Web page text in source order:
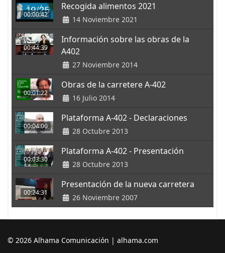
00:00:42
Recogida alimentos 2021
14 Noviembre 2021
00:44:39
Información sobre las obras de la
A402
27 Noviembre 2014
00:01:22
Obras de la carretere A-402
16 Julio 2014
00:04:00
Plataforma A-402 - Declaraciones
28 Octubre 2013
00:03:30
Plataforma A-402 - Presentación
28 Octubre 2013
00:24:31
Presentación de la nueva carretera
26 Noviembre 2007
© 2026 Alhama Comunicación | alhama.com